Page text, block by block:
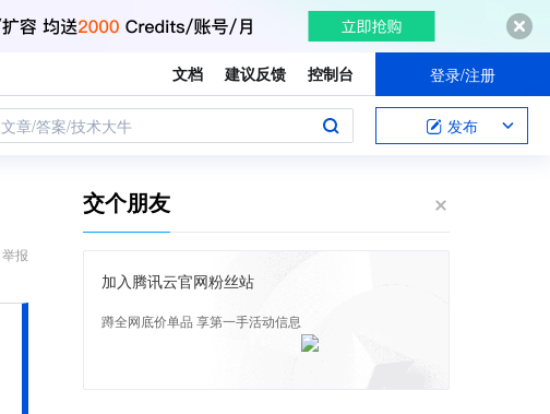
文档 建议反馈 控制台 登录/注册
文章/答案/技术大牛 发布
举报
交个朋友
加入腾讯云官网粉丝站
蹲全网底价单品 享第一手活动信息